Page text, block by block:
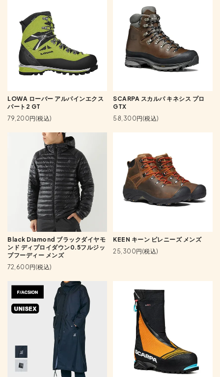
LOWA ローバー アルパインエクス
パート2 GT
79,200円(税込)
SCARPA スカルパ キネシス プロ
GTX
58,300円(税込)
Black Diamond ブラックダイヤモ
ンド ディプロイダウン0.5フルジッ
プフーディー メンズ
72,600円(税込)
KEEN キーン ピレニーズ メンズ
25,300円(税込)